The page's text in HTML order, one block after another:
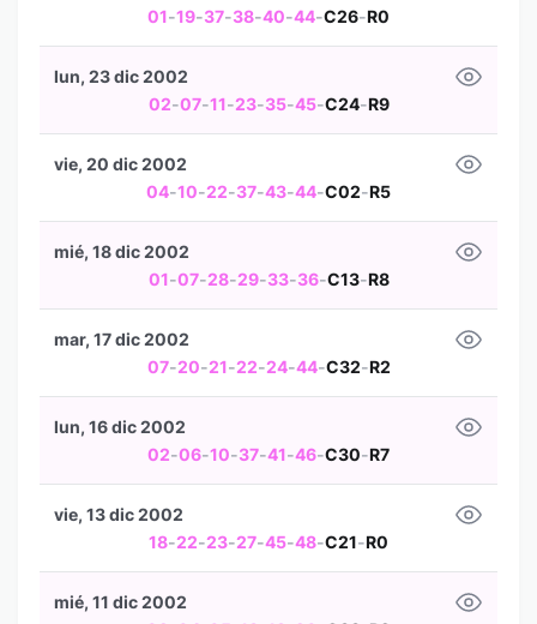
01-19-37-38-40-44-C26-R0
02-07-11-23-35-45-C24-R9
lun, 23 dic 2002
04-10-22-37-43-44-C02-R5
vie, 20 dic 2002
01-07-28-29-33-36-C13-R8
mié, 18 dic 2002
07-20-21-22-24-44-C32-R2
mar, 17 dic 2002
02-06-10-37-41-46-C30-R7
lun, 16 dic 2002
18-22-23-27-45-48-C21-R0
vie, 13 dic 2002
mié, 11 dic 2002